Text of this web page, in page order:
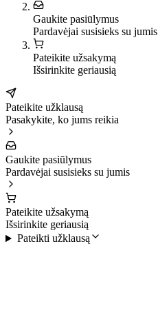
Gaukite pasiūlymus
Pardavėjai susisieks su jumis
Pateikite užsakymą
Išsirinkite geriausią
Pateikite užklausą
Pasakykite, ko jums reikia
Gaukite pasiūlymus
Pardavėjai susisieks su jumis
Pateikite užsakymą
Išsirinkite geriausią
Pateikti užklausą